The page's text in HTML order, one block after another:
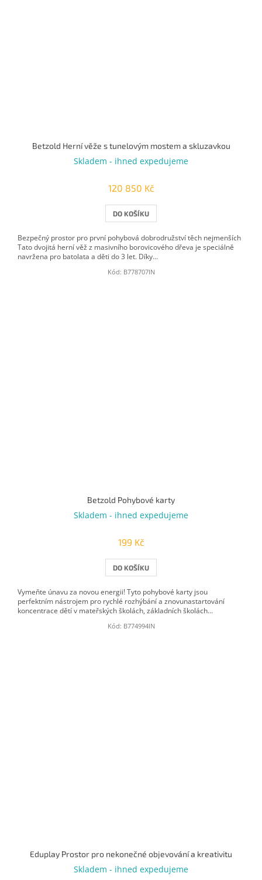
Betzold Herní věže s tunelovým mostem a skluzavkou
Skladem - ihned expedujeme
120 850 Kč
DO KOŠÍKU
Bezpečný prostor pro první pohybová dobrodružství těch nejmenších
Tato dvojitá herní věž z masivního borovicového dřeva je speciálně
navržena pro batolata a děti do 3 let. Díky...
Kód: B778707IN
Betzold Pohybové karty
Skladem - ihned expedujeme
199 Kč
DO KOŠÍKU
Vymeňte únavu za novou energii! Tyto pohybové karty jsou
perfektním nástrojem pro rychlé rozhýbání a znovunastartování
koncentrace dětí v mateřských školách, základních školách...
Kód: B774994IN
Eduplay Prostor pro nekonečné objevování a kreativitu
Skladem - ihned expedujeme